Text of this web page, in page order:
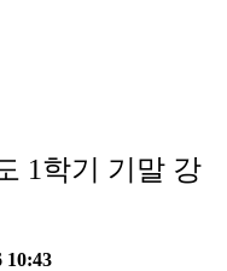
1학기 기말 강
10:43